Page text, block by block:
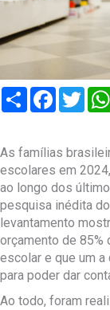
Compartilhar
Facebook
As famílias
escolares em
ao longo dos
pesquisa inédita
levantamento
orçamento de
escolar e que um
para poder dar
Ao todo, foram